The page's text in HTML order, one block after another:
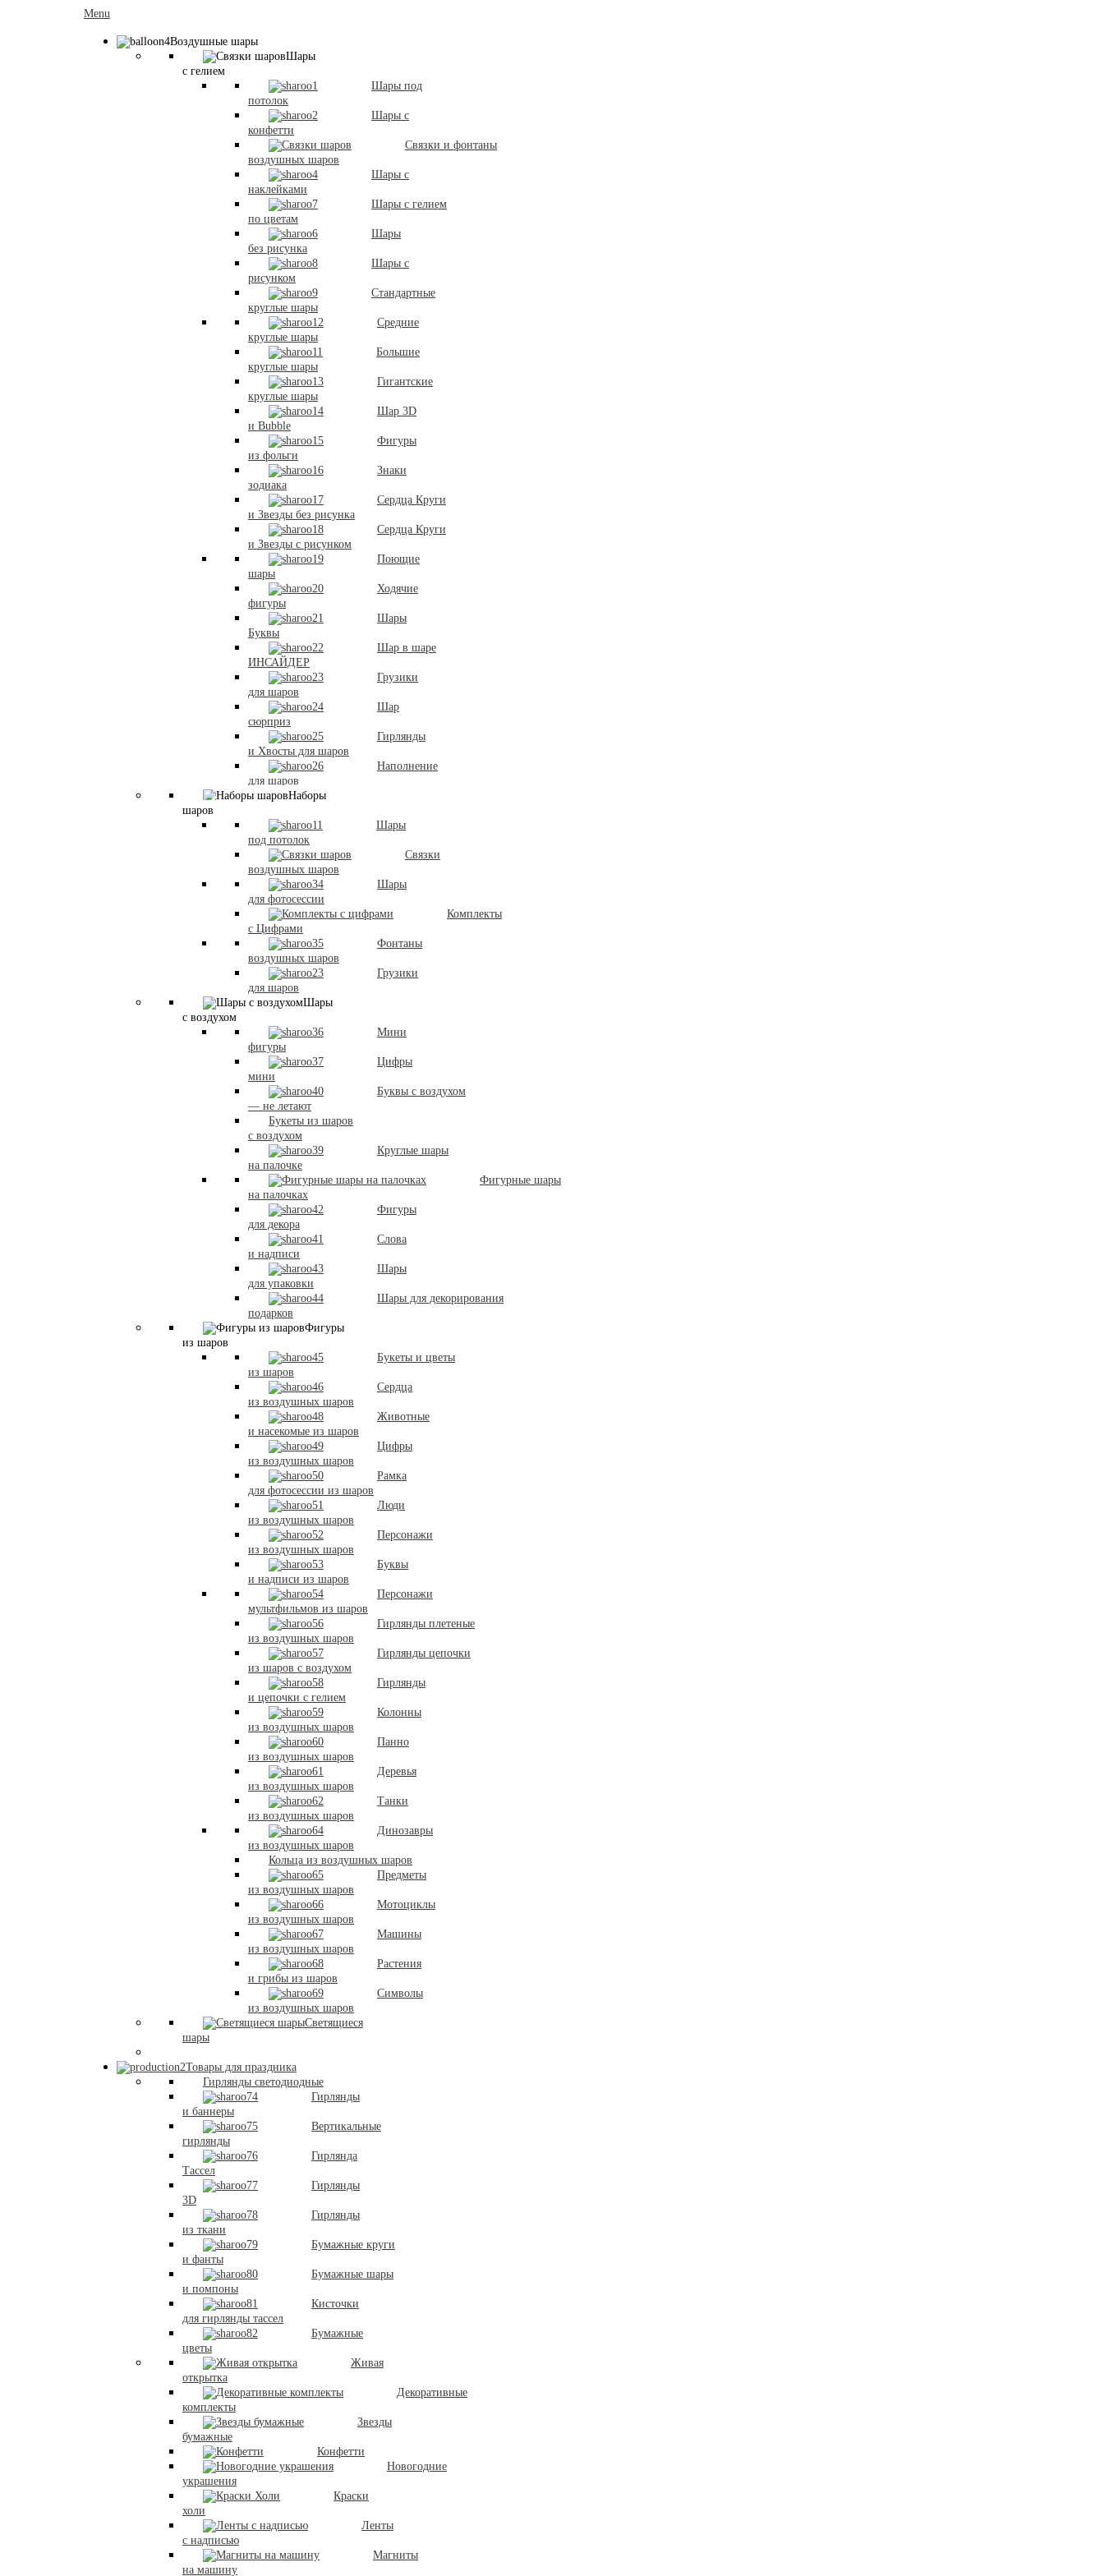
Menu
Воздушные шары
Шары
с гелием
Шары под
потолок
Шары с
конфетти
Связки и фонтаны
воздушных шаров
Шары с
наклейками
Шары с гелием
по цветам
Шары
без рисунка
Шары с
рисунком
Стандартные
круглые шары
Средние
круглые шары
Большие
круглые шары
Гигантские
круглые шары
Шар 3D
и Bubble
Фигуры
из фольги
Знаки
зодиака
Сердца Круги
и Звезды без рисунка
Сердца Круги
и Звезды с рисунком
Поющие
шары
Ходячие
фигуры
Шары
Буквы
Шар в шаре
ИНСАЙДЕР
Грузики
для шаров
Шар
сюрприз
Гирлянды
и Хвосты для шаров
Наполнение
для шаров
Наборы
шаров
Шары
под потолок
Связки
воздушных шаров
Шары
для фотосессии
Комплекты
с Цифрами
Фонтаны
воздушных шаров
Грузики
для шаров
Шары
с воздухом
Мини
фигуры
Цифры
мини
Буквы с воздухом
— не летают
Букеты из шаров
с воздухом
Круглые шары
на палочке
Фигурные шары
на палочках
Фигуры
для декора
Слова
и надписи
Шары
для упаковки
Шары для декорирования
подарков
Фигуры
из шаров
Букеты и цветы
из шаров
Сердца
из воздушных шаров
Животные
и насекомые из шаров
Цифры
из воздушных шаров
Рамка
для фотосессии из шаров
Люди
из воздушных шаров
Персонажи
из воздушных шаров
Буквы
и надписи из шаров
Персонажи
мультфильмов из шаров
Гирлянды плетеные
из воздушных шаров
Гирлянды цепочки
из шаров с воздухом
Гирлянды
и цепочки с гелием
Колонны
из воздушных шаров
Панно
из воздушных шаров
Деревья
из воздушных шаров
Танки
из воздушных шаров
Динозавры
из воздушных шаров
Кольца из воздушных шаров
Предметы
из воздушных шаров
Мотоциклы
из воздушных шаров
Машины
из воздушных шаров
Растения
и грибы из шаров
Символы
из воздушных шаров
Светящиеся
шары
Товары для праздника
Гирлянды светодиодные
Гирлянды
и баннеры
Вертикальные
гирлянды
Гирлянда
Тассел
Гирлянды
3D
Гирлянды
из ткани
Бумажные круги
и фанты
Бумажные шары
и помпоны
Кисточки
для гирлянды тассел
Бумажные
цветы
Живая
открытка
Декоративные
комплекты
Звезды
бумажные
Конфетти
Новогодние
украшения
Краски
холи
Ленты
с надписью
Магниты
на машину